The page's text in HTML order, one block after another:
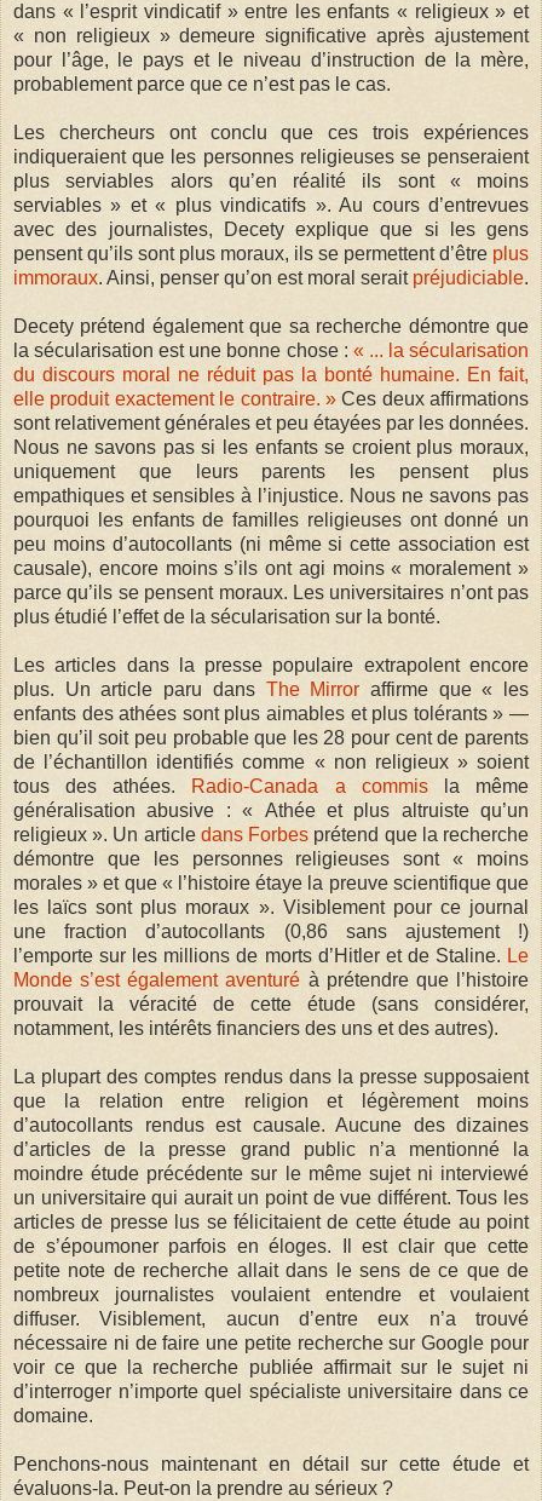
dans « l’esprit vindicatif » entre les enfants « religieux » et
« non religieux » demeure significative après ajustement
pour l’âge, le pays et le niveau d’instruction de la mère,
probablement parce que ce n’est pas le cas.
Les chercheurs ont conclu que ces trois expériences
indiqueraient que les personnes religieuses se penseraient
plus serviables alors qu’en réalité ils sont « moins
serviables » et « plus vindicatifs ». Au cours d’entrevues
avec des journalistes, Decety explique que si les gens
pensent qu’ils sont plus moraux, ils se permettent d’être plus
immoraux. Ainsi, penser qu’on est moral serait préjudiciable.
Decety prétend également que sa recherche démontre que
la sécularisation est une bonne chose : « ... la sécularisation
du discours moral ne réduit pas la bonté humaine. En fait,
elle produit exactement le contraire. »Ces deux affirmations
sont relativement générales et peu étayées par les données.
Nous ne savons pas si les enfants se croient plus moraux,
uniquement que leurs parents les pensent plus
empathiques et sensibles à l’injustice. Nous ne savons pas
pourquoi les enfants de familles religieuses ont donné un
peu moins d’autocollants (ni même si cette association est
causale), encore moins s’ils ont agi moins « moralement »
parce qu’ils se pensent moraux. Les universitaires n’ont pas
plus étudié l’effet de la sécularisation sur la bonté.
Les articles dans la presse populaire extrapolent encore
plus. Un article paru dans The Mirror affirme que « les
enfants des athées sont plus aimables et plus tolérants » —
bien qu’il soit peu probable que les 28 pour cent de parents
de l’échantillon identifiés comme « non religieux » soient
tous des athées. Radio-Canada a commisla même
généralisation abusive : « Athée et plus altruiste qu’un
religieux ». Un article dans Forbes prétend que la recherche
démontre que les personnes religieuses sont « moins
morales » et que « l’histoire étaye la preuve scientifique que
les laïcs sont plus moraux ». Visiblement pour ce journal
une fraction d’autocollants (0,86 sans ajustement !)
l’emporte sur les millions de morts d’Hitler et de Staline. Le
Monde s’est également aventuré à prétendre que l’histoire
prouvait la véracité de cette étude (sans considérer,
notamment, les intérêts financiers des uns et des autres).
La plupart des comptes rendus dans la presse supposaient
que la relation entre religion et légèrement moins
d’autocollants rendus est causale. Aucune des dizaines
d’articles de la presse grand public n’a mentionné la
moindre étude précédente sur le même sujet ni interviewé
un universitaire qui aurait un point de vue différent. Tous les
articles de presse lus se félicitaient de cette étude au point
de s’époumoner parfois en éloges. Il est clair que cette
petite note de recherche allait dans le sens de ce que de
nombreux journalistes voulaient entendre et voulaient
diffuser. Visiblement, aucun d’entre eux n’a trouvé
nécessaire ni de faire une petite recherche sur Google pour
voir ce que la recherche publiée affirmait sur le sujet ni
d’interroger n’importe quel spécialiste universitaire dans ce
domaine.
Penchons-nous maintenant en détail sur cette étude et
évaluons-la. Peut-on la prendre au sérieux ?